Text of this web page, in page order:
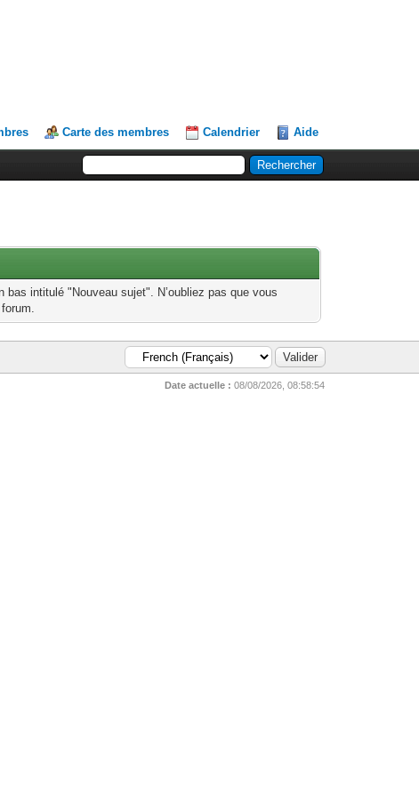
Carte des membres Calendrier Aide
intitulé "Nouveau sujet". N’oubliez pas que vous
Date actuelle : 08/08/2026, 08:58:54